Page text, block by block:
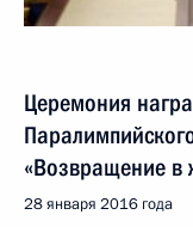
Церемония
«Возвращение в
28 января 2016 года